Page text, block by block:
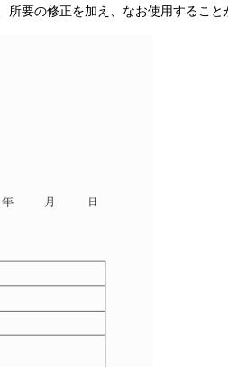
要の修正を加え、なお使用すること